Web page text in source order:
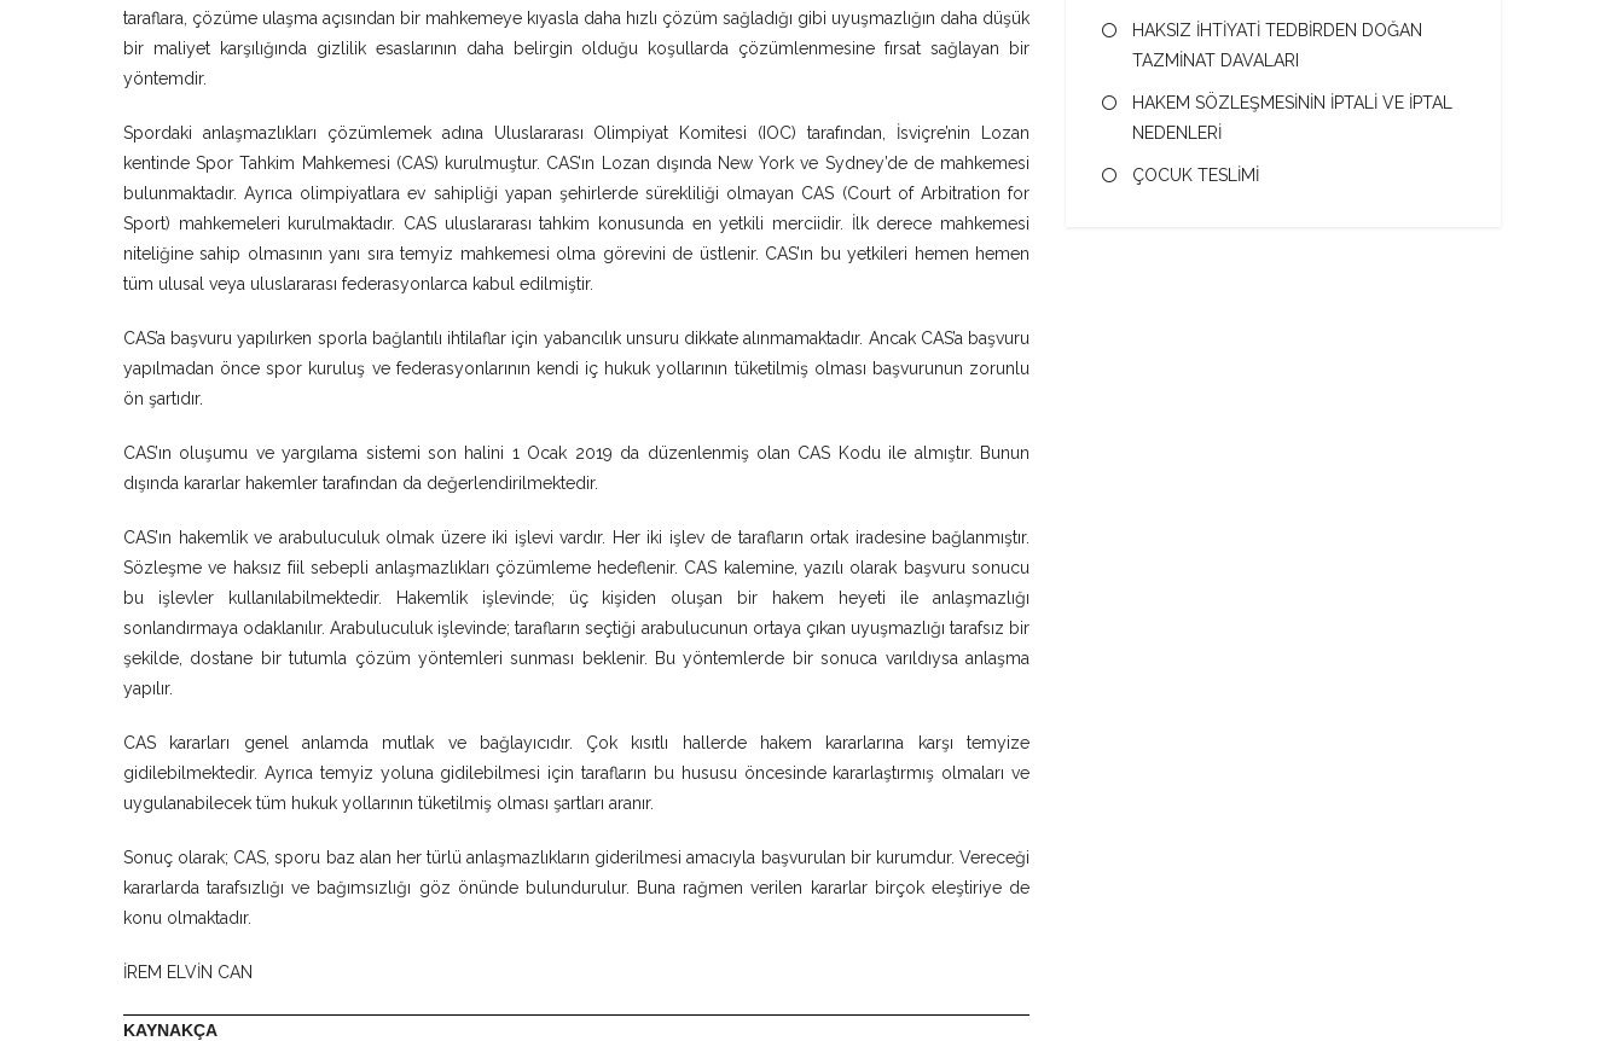
taraflara, çözüme ulaşma açısından bir mahkemeye kıyasla daha hızlı çözüm sağladığı gibi uyuşmazlığın daha düşük
bir maliyet karşılığında gizlilik esaslarının daha belirgin olduğu koşullarda çözümlenmesine fırsat sağlayan bir
yöntemdir.
Spordaki anlaşmazlıkları çözümlemek adına Uluslararası Olimpiyat Komitesi (IOC) tarafından, İsviçre’nin Lozan
kentinde Spor Tahkim Mahkemesi (CAS) kurulmuştur. CAS’ın Lozan dışında New York ve Sydney’de de mahkemesi
bulunmaktadır. Ayrıca olimpiyatlara ev sahipliği yapan şehirlerde sürekliliği olmayan CAS (Court of Arbitration for
Sport) mahkemeleri kurulmaktadır. CAS uluslararası tahkim konusunda en yetkili merciidir. İlk derece mahkemesi
niteliğine sahip olmasının yanı sıra temyiz mahkemesi olma görevini de üstlenir. CAS’ın bu yetkileri hemen hemen
tüm ulusal veya uluslararası federasyonlarca kabul edilmiştir.
CAS’a başvuru yapılırken sporla bağlantılı ihtilaflar için yabancılık unsuru dikkate alınmamaktadır. Ancak CAS’a başvuru
yapılmadan önce spor kuruluş ve federasyonlarının kendi iç hukuk yollarının tüketilmiş olması başvurunun zorunlu
ön şartıdır.
CAS’ın oluşumu ve yargılama sistemi son halini 1 Ocak 2019 da düzenlenmiş olan CAS Kodu ile almıştır. Bunun
dışında kararlar hakemler tarafından da değerlendirilmektedir.
CAS’ın hakemlik ve arabuluculuk olmak üzere iki işlevi vardır. Her iki işlev de tarafların ortak iradesine bağlanmıştır.
Sözleşme ve haksız fiil sebepli anlaşmazlıkları çözümleme hedeflenir. CAS kalemine, yazılı olarak başvuru sonucu
bu işlevler kullanılabilmektedir. Hakemlik işlevinde; üç kişiden oluşan bir hakem heyeti ile anlaşmazlığı
sonlandırmaya odaklanılır. Arabuluculuk işlevinde; tarafların seçtiği arabulucunun ortaya çıkan uyuşmazlığı tarafsız bir
şekilde, dostane bir tutumla çözüm yöntemleri sunması beklenir. Bu yöntemlerde bir sonuca varıldıysa anlaşma
yapılır.
CAS kararları genel anlamda mutlak ve bağlayıcıdır. Çok kısıtlı hallerde hakem kararlarına karşı temyize
gidilebilmektedir. Ayrıca temyiz yoluna gidilebilmesi için tarafların bu hususu öncesinde kararlaştırmış olmaları ve
uygulanabilecek tüm hukuk yollarının tüketilmiş olması şartları aranır.
Sonuç olarak; CAS, sporu baz alan her türlü anlaşmazlıkların giderilmesi amacıyla başvurulan bir kurumdur. Vereceği
kararlarda tarafsızlığı ve bağımsızlığı göz önünde bulundurulur. Buna rağmen verilen kararlar birçok eleştiriye de
konu olmaktadır.
İREM ELVİN CAN
KAYNAKÇA
HAKSIZ İHTİYATİ TEDBİRDEN DOĞAN
TAZMİNAT DAVALARI
HAKEM SÖZLEŞMESİNİN İPTALİ VE İPTAL
NEDENLERİ
ÇOCUK TESLİMİ